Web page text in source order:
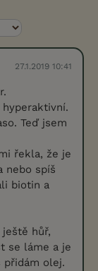
27.1.2019 10:41
Teď jsem
řekla, že je
nebo spíš
biotin a
hůř,
se láme a je
přidám olej.